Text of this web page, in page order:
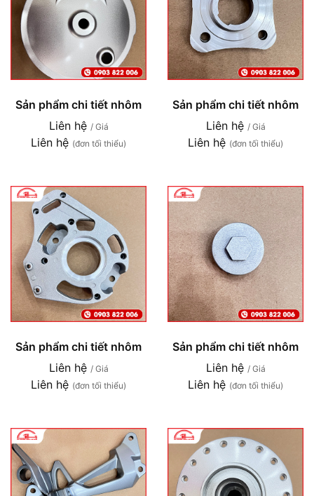
Sản phẩm chi tiết nhôm
Liên hệ / Giá
Liên hệ (đơn tối thiểu)
Sản phẩm chi tiết nhôm
Liên hệ / Giá
Liên hệ (đơn tối thiểu)
Sản phẩm chi tiết nhôm
Liên hệ / Giá
Liên hệ (đơn tối thiểu)
Sản phẩm chi tiết nhôm
Liên hệ / Giá
Liên hệ (đơn tối thiểu)